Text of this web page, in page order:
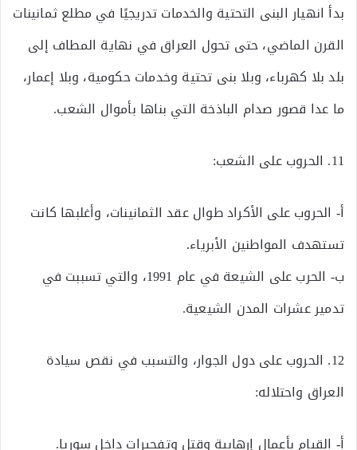
بدأ انهيار البنى التحتية والخدمات تدريجيًا في مطلع ثمانينات
القرن الماضي، حتى تحول العراق في نهاية المطاف إلى
بلد بلا كهرباء، وبلا بنى تحتية وخدمات حكومية، وبلا إعمار،
ما عدا قصور صدام الباذخة التي بناها بأموال الشعب.
11. الحروب على الشعب:
أ‌- الحروب على الأكراد طوال عقد الثمانينات، وأغلبها كانت
تستهدف المواطنين الأبرياء.
ب‌- الحرب على الشيعة في عام 1991، والتي تسببت في
تدمير عشرات المدن الشيعية.
12. الحروب على دول الجوار، والتسبب في نقص سيادة
العراق واحتلاله:
أ‌- القيام بأعمال إرهابية وقتل وتفجيرات داخل سوريا.